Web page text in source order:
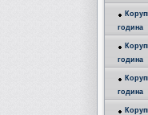
година
година
година